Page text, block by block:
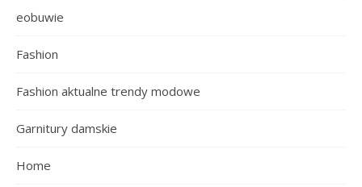
eobuwie
Fashion
Fashion aktualne trendy modowe
Garnitury damskie
Home